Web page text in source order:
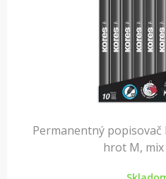
Permanentný popisovač
hrot M,